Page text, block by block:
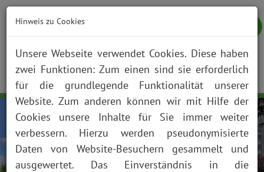
NOTFALL KONTAKT ANFAHRT JOBS SUCHE
Hinweis zu Cookies
Unsere Webseite verwendet Cookies. Diese haben
zwei Funktionen: Zum einen sind sie erforderlich
für die grundlegende Funktionalität unserer
Website. Zum anderen können wir mit Hilfe der
Cookies unsere Inhalte für Sie immer weiter
verbessern. Hierzu werden pseudonymisierte
Daten von Website-Besuchern gesammelt und
ausgewertet. Das Einverständnis in die